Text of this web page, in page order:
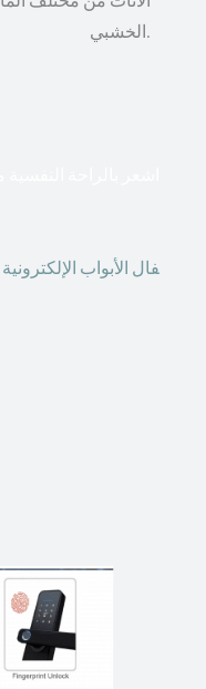
الخشبي.
فال الأبواب الإلكترونية